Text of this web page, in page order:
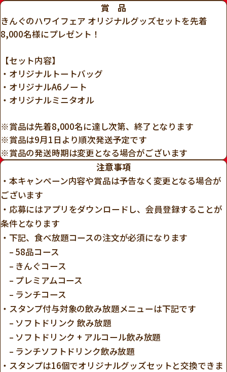
賞 品
きんぐのハワイフェア オリジナルグッズセットを先着
8,000名様にプレゼント！
【セット内容】
・オリジナルトートバッグ
・オリジナルA6ノート
・オリジナルミニタオル
※賞品は先着8,000名に達し次第、終了となります
※賞品は9月1日より順次発送予定です
※賞品の発送時期は変更となる場合がございます
注意事項
・本キャンペーン内容や賞品は予告なく変更となる場合が
ございます
・応募にはアプリをダウンロードし、会員登録することが
条件となります
・下記、食べ放題コースの注文が必須になります
– 58品コース
– きんぐコース
– プレミアムコース
– ランチコース
・スタンプ付与対象の飲み放題メニューは下記です
– ソフトドリンク 飲み放題
– ソフトドリンク + アルコール飲み放題
– ランチソフトドリンク飲み放題
・スタンプは16個でオリジナルグッズセットと交換できま